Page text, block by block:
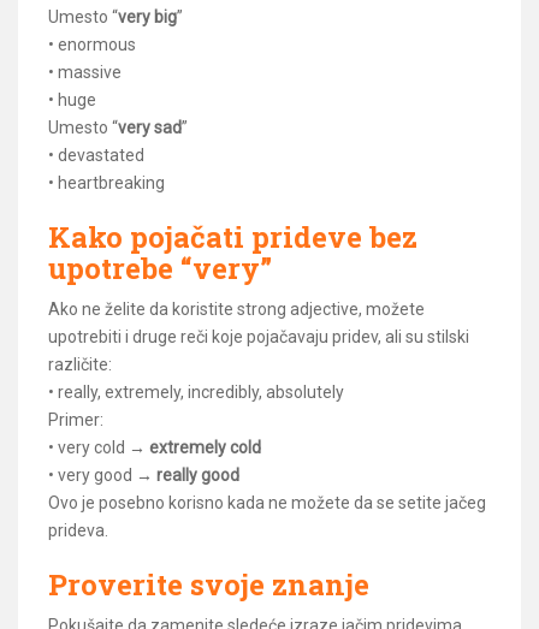
Umesto “very big”
• enormous
• massive
• huge
Umesto “very sad”
• devastated
• heartbreaking
Kako pojačati prideve bez
upotrebe “very”
Ako ne želite da koristite strong adjective, možete
upotrebiti i druge reči koje pojačavaju pridev, ali su stilski
različite:
• really, extremely, incredibly, absolutely
Primer:
• very cold → extremely cold
• very good → really good
Ovo je posebno korisno kada ne možete da se setite jačeg
prideva.
Proverite svoje znanje